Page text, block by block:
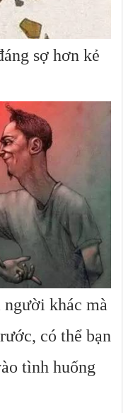
sợ hơn kẻ
người khác mà
có thể bạn
tình huống